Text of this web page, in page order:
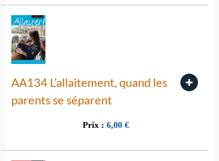
AA134 L’allaitement, quand les
parents se séparent
Prix : 6,00 €